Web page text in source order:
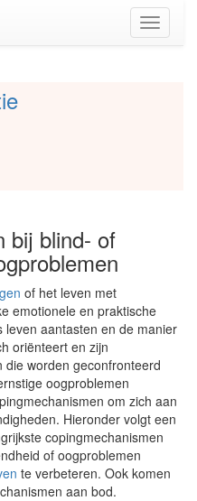
Toggle
bij blind- of
of het leven met
emotionele en praktische
leven aantasten en de manier
oriënteert en zijn
worden geconfronteerd
oogproblemen
om zich aan
Hieronder volgt een
copingmechanismen
of oogproblemen
te verbeteren. Ook komen
aan bod.